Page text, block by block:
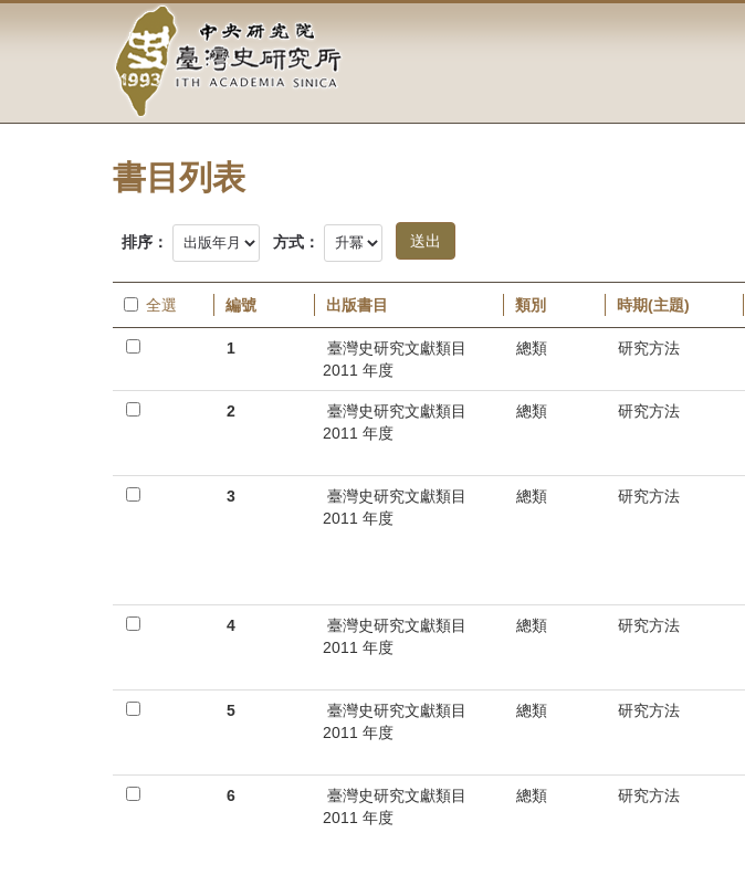
容
中
央
研
究
院-
臺
灣
史
研
究
首
書目列表
排序： 方式：
全選 編號 出版書目 類別 時期(主題)
1
臺灣史研究文獻類目
2011 年度
總類 研究方法
2
臺灣史研究文獻類目
2011 年度
總類 研究方法
3
臺灣史研究文獻類目
2011 年度
總類 研究方法
4
臺灣史研究文獻類目
2011 年度
總類 研究方法
5
臺灣史研究文獻類目
2011 年度
總類 研究方法
6
臺灣史研究文獻類目
2011 年度
總類 研究方法